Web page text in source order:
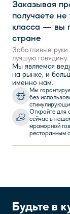
Заказывая
получаете не
класса — вы
стране
Заботливые
лучшую говядину.
Мы являемся
на рынке, и
именно нам.
Мы
без
Откройте для
сейчас в
мраморной
ресторанным
Будьте в